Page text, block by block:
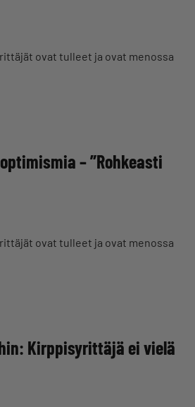
ovat tulleet ja ovat menossa
– ”Rohkeasti
ovat tulleet ja ovat menossa
Kirppisyrittäjä ei vielä